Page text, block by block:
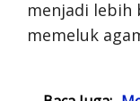
menjadi lebih
memeluk